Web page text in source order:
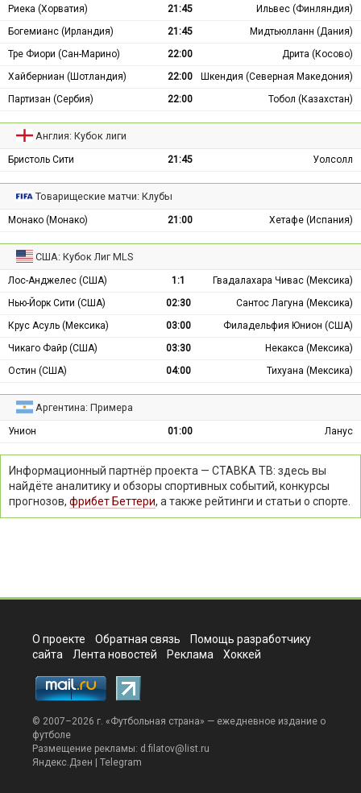
Риека (Хорватия) 21:45
Ильвес (Финляндия)
Богемианс (Ирландия)
21:45
Мидтьюлланн (Дания)
Тре Фиори (Сан-Марино)
22:00
Дрита (Косово)
Хайберниан (Шотландия)
22:00
Шкендия (Северная Македония)
Партизан (Сербия)
22:00 Тобол (Казахстан)
Англия: Кубок лиги
Бристоль Сити 21:45 Уолсолл
Товарищеские матчи: Клубы
Монако (Монако) 21:00 Хетафе (Испания)
США: Кубок Лиг MLS
Лос-Анджелес (США) 1:1
Гвадалахара Чивас (Мексика)
Нью-Йорк Сити (США)
02:30
Сантос Лагуна (Мексика)
Крус Асуль (Мексика)
03:00
Филадельфия Юнион (США)
Чикаго Файр (США)
03:30
Некакса (Мексика)
Остин (США)
04:00 Тихуана (Мексика)
Аргентина: Примера
Унион 01:00 Ланус
Информационный партнёр проекта — СТАВКА ТВ: здесь вы
найдёте аналитику и обзоры спортивных событий, конкурсы
прогнозов, фрибет Беттери, а также рейтинги и статьи о спорте.
О проекте Обратная связь
Помощь разработчику
сайта
Лента новостей Реклама Хоккей
© 2007–2026 г. «Футбольная страна» — ежедневное издание о
футболе
Размещение рекламы: d.filatov@list.ru
Яндекс.Дзен | Telegram